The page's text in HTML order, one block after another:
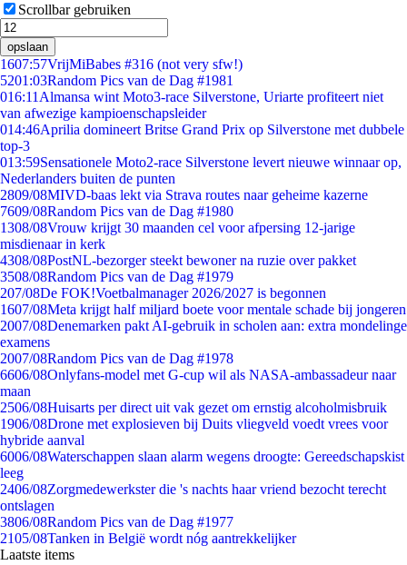
Scrollbar gebruiken
opslaan
1607:57VrijMiBabes #316 (not very sfw!)
5201:03Random Pics van de Dag #1981
016:11 Almansa wint Moto3-race Silverstone, Uriarte profiteert niet
van afwezige kampioenschapsleider
014:46Aprilia domineert Britse Grand Prix op Silverstone met dubbele
top-3
013:59Sensationele Moto2-race Silverstone levert nieuwe winnaar op,
Nederlanders buiten de punten
2809/08MIVD-baas lekt via Strava routes naar geheime kazerne
7609/08Random Pics van de Dag #1980
1308/08Vrouw krijgt 30 maanden cel voor afpersing 12-jarige
misdienaar in kerk
4308/08PostNL-bezorger steekt bewoner na ruzie over pakket
3508/08Random Pics van de Dag #1979
207/08De FOK!Voetbalmanager 2026/2027 is begonnen
1607/08Meta krijgt half miljard boete voor mentale schade bij jongeren
2007/08Denemarken pakt AI-gebruik in scholen aan: extra mondelinge
examens
2007/08Random Pics van de Dag #1978
6606/08Onlyfans-model met G-cup wil als NASA-ambassadeur naar
maan
2506/08Huisarts per direct uit vak gezet om ernstig alcoholmisbruik
1906/08Drone met explosieven bij Duits vliegveld voedt vrees voor
hybride aanval
6006/08Waterschappen slaan alarm wegens droogte: Gereedschapskist
leeg
2406/08Zorgmedewerkster die 's nachts haar vriend bezocht terecht
ontslagen
3806/08Random Pics van de Dag #1977
2105/08Tanken in België wordt nóg aantrekkelijker
Laatste items